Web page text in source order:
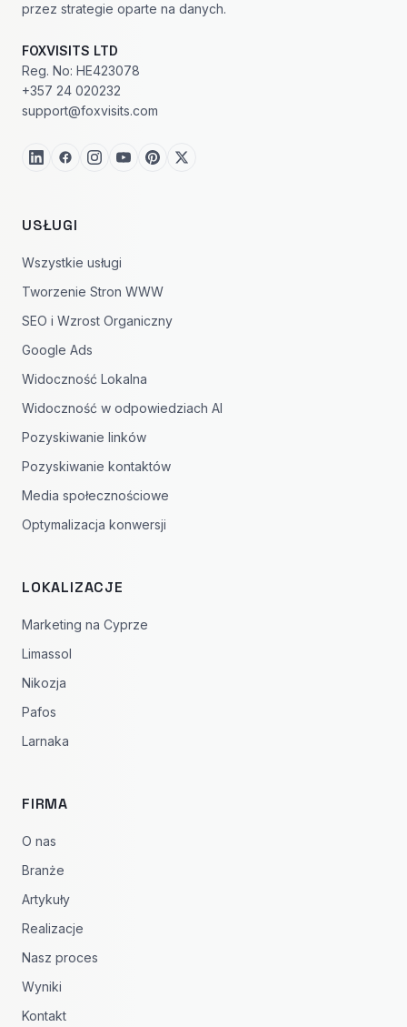
przez strategie oparte na danych.
FOXVISITS LTD
Reg. No: HE423078
+357 24 020232
support@foxvisits.com
USŁUGI
Wszystkie usługi
Tworzenie Stron WWW
SEO i Wzrost Organiczny
Google Ads
Widoczność Lokalna
Widoczność w odpowiedziach AI
Pozyskiwanie linków
Pozyskiwanie kontaktów
Media społecznościowe
Optymalizacja konwersji
LOKALIZACJE
Marketing na Cyprze
Limassol
Nikozja
Pafos
Larnaka
FIRMA
O nas
Branże
Artykuły
Realizacje
Nasz proces
Wyniki
Kontakt